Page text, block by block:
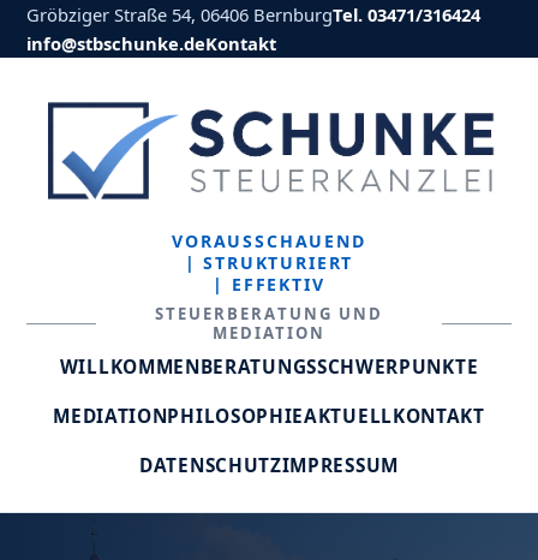
Gröbziger Straße 54, 06406 BernburgTel. 03471/316424
info@stbschunke.deKontakt
VORAUSSCHAUEND
| STRUKTURIERT
| EFFEKTIV
STEUERBERATUNG UND
MEDIATION
WILLKOMMENBERATUNGSSCHWERPUNKTE
MEDIATIONPHILOSOPHIEAKTUELLKONTAKT
DATENSCHUTZIMPRESSUM